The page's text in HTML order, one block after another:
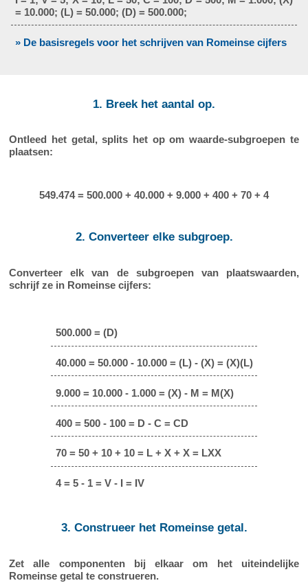
= 10.000; (L) = 50.000; (D) = 500.000;
» De basisregels voor het schrijven van Romeinse cijfers
1. Breek het aantal op.
Ontleed het getal, splits het op om waarde-subgroepen te
plaatsen:
549.474 = 500.000 + 40.000 + 9.000 + 400 + 70 + 4
2. Converteer elke subgroep.
Converteer elk van de subgroepen van plaatswaarden,
schrijf ze in Romeinse cijfers:
500.000 = (D)
40.000 = 50.000 - 10.000 = (L) - (X) = (X)(L)
9.000 = 10.000 - 1.000 = (X) - M = M(X)
400 = 500 - 100 = D - C = CD
70 = 50 + 10 + 10 = L + X + X = LXX
4 = 5 - 1 = V - I = IV
3. Construeer het Romeinse getal.
Zet alle componenten bij elkaar om het uiteindelijke
Romeinse getal te construeren.